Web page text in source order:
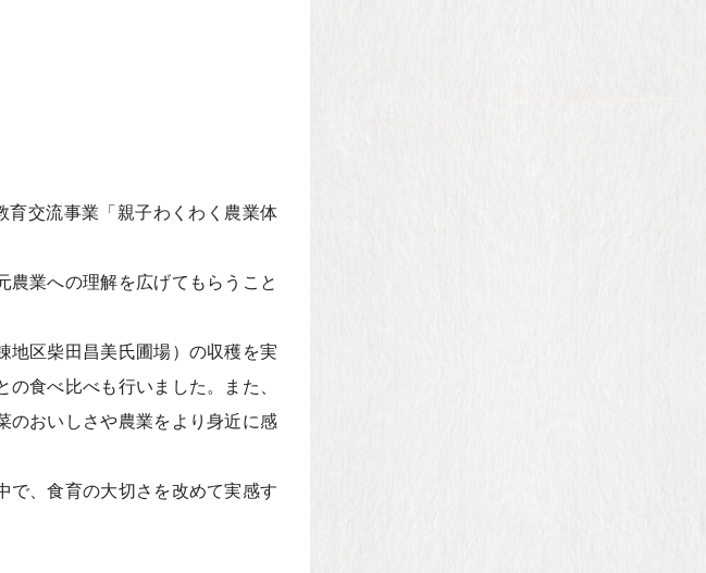
交流事業「親子わくわく農業体
業への理解を広げてもらうこと
区柴田昌美氏圃場）の収穫を実
食べ比べも行いました。また、
のおいしさや農業をより身近に感
、食育の大切さを改めて実感す